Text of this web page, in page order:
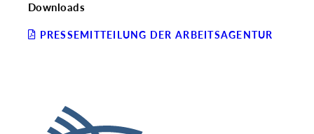
Downloads
PRESSEMITTEILUNG DER ARBEITSAGENTUR